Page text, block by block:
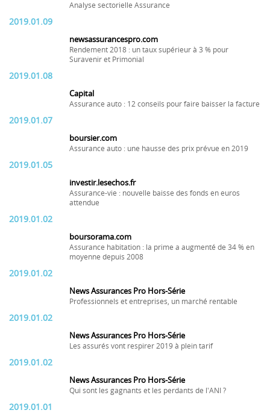
Analyse sectorielle Assurance
2019.01.09
newsassurancespro.com
Rendement 2018 : un taux supérieur à 3 % pour
Suravenir et Primonial
2019.01.08
Capital
Assurance auto : 12 conseils pour faire baisser la facture
2019.01.07
boursier.com
Assurance auto : une hausse des prix prévue en 2019
2019.01.05
investir.lesechos.fr
Assurance-vie : nouvelle baisse des fonds en euros
attendue
2019.01.02
boursorama.com
Assurance habitation : la prime a augmenté de 34 % en
moyenne depuis 2008
2019.01.02
News Assurances Pro Hors-Série
Professionnels et entreprises, un marché rentable
2019.01.02
News Assurances Pro Hors-Série
Les assurés vont respirer 2019 à plein tarif
2019.01.02
News Assurances Pro Hors-Série
Qui sont les gagnants et les perdants de l'ANI ?
2019.01.01